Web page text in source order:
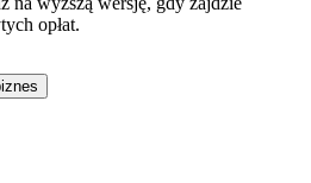
opłat.